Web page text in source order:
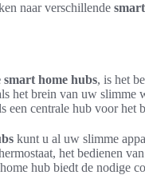
naar verschillende
smart home hubs, is het
het brein van uw
een centrale hub voor het
kunt u al uw slimme
het bedienen
hub biedt de nodige